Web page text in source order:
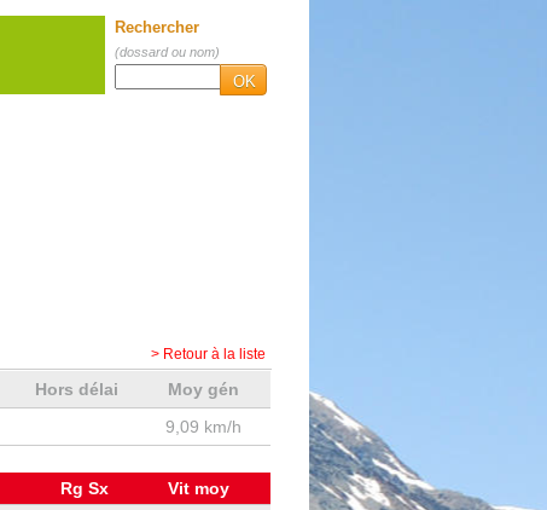
Rechercher
(dossard ou nom)
OK
> Retour à la liste
Hors délai
Moy gén
9,09 km/h
Rg Sx
Vit moy